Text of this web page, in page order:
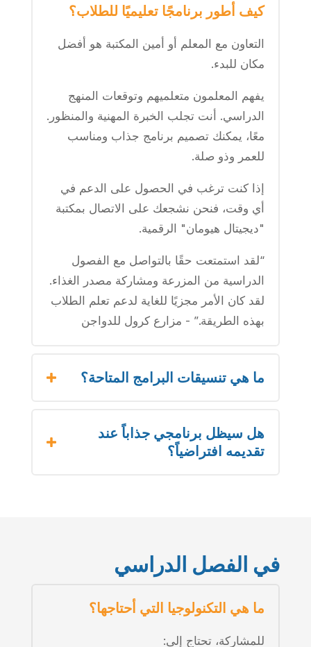
كيف أطور برنامجًا تعليميًا للطلاب؟
التعاون مع المعلم أو أمين المكتبة هو أفضل
مكان للبدء.
يفهم المعلمون متعلميهم وتوقعات المنهج
الدراسي. أنت تجلب الخبرة المهنية والمنظور.
معًا، يمكنك تصميم برنامج جذاب ومناسب
للعمر وذو صلة.
إذا كنت ترغب في الحصول على الدعم في
أي وقت، فنحن نشجعك على الاتصال بمكتبة
"ديجيتال هيومان" الرقمية.
“لقد استمتعت حقًا بالتواصل مع الفصول
الدراسية من المزرعة ومشاركة مصدر الغذاء.
لقد كان الأمر مجزيًا للغاية لدعم تعلم الطلاب
بهذه الطريقة.” - مزارع كرول للدواجن
ما هي تنسيقات البرامج المتاحة؟
هل سيظل برنامجي جذاباً عند
تقديمه افتراضياً؟
في الفصل الدراسي
ما هي التكنولوجيا التي أحتاجها؟
للمشاركة، تحتاج إلى: